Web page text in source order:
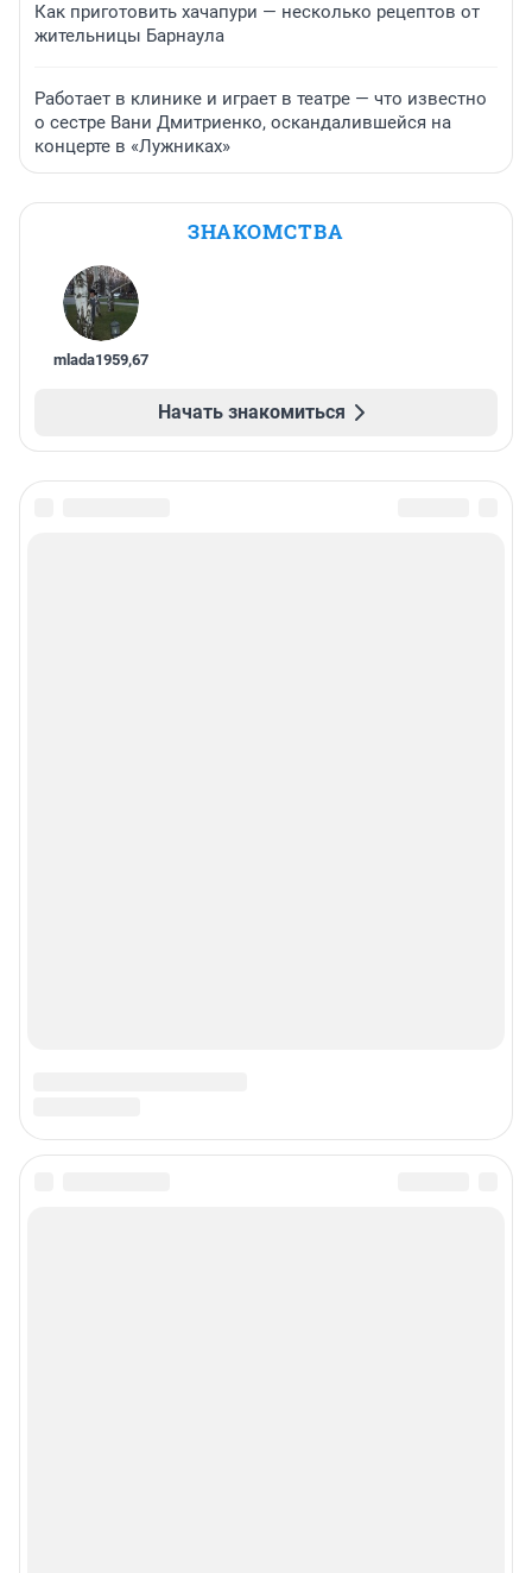
Как приготовить хачапури — несколько рецептов от
жительницы Барнаула
Работает в клинике и играет в театре — что известно
о сестре Вани Дмитриенко, оскандалившейся на
концерте в «Лужниках»
ЗНАКОМСТВА
mlada1959,67
Начать знакомиться